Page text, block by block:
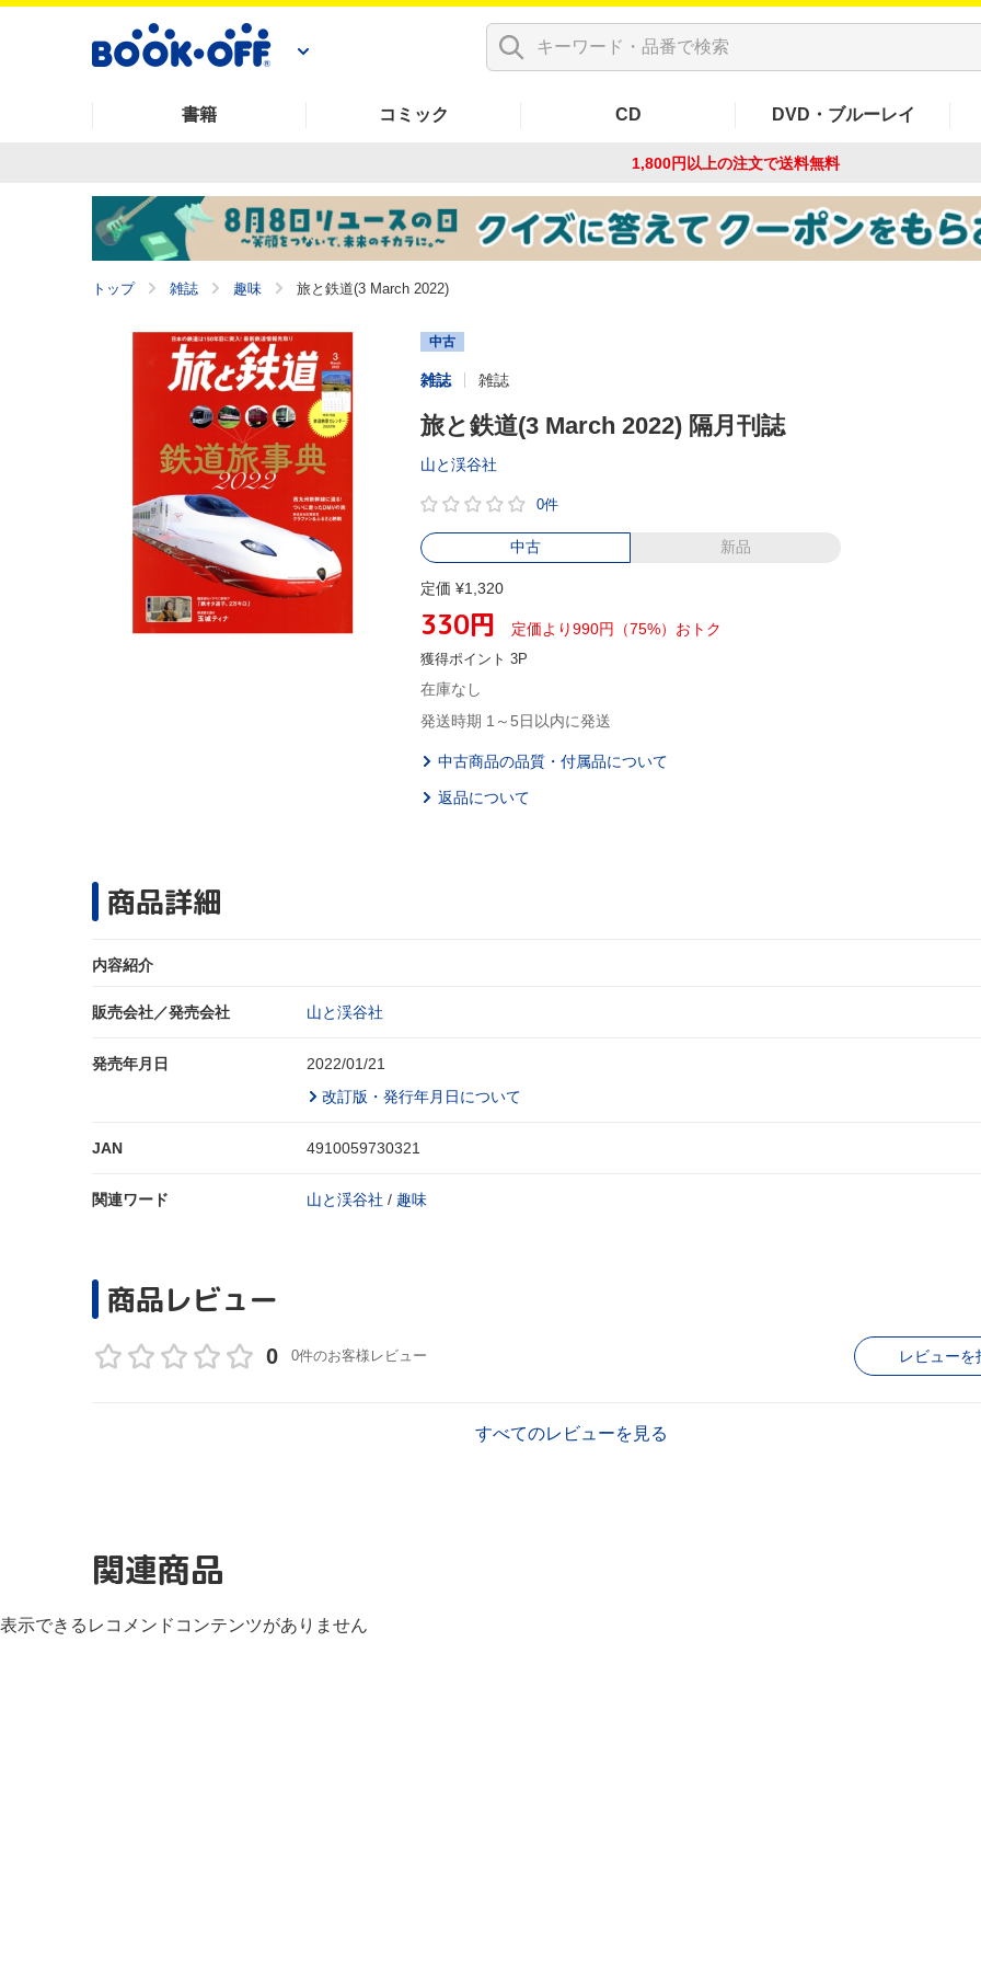
書籍 コミック CD DVD・ブルーレイ
1,800円以上の注文で送料無料
トップ 雑誌 趣味 旅と鉄道(3 March 2022)
中古
雑誌 雑誌
旅と鉄道(3 March 2022) 隔月刊誌
山と渓谷社
0件
中古 新品
定価 ¥1,320
330円 定価より990円（75%）おトク
獲得ポイント 3P
在庫なし
発送時期 1～5日以内に発送
中古商品の品質・付属品について
返品について
商品詳細
内容紹介
販売会社／発売会社 山と渓谷社
発売年月日
2022/01/21
改訂版・発行年月日について
JAN 4910059730321
関連ワード 山と渓谷社 / 趣味
商品レビュー
0 0件のお客様レビュー レビューを
すべてのレビューを見る
関連商品
表示できるレコメンドコンテンツがありません